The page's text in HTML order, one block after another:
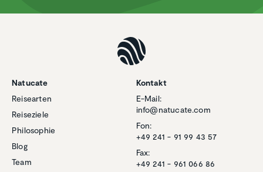
Natucate
Reisearten
Reiseziele
Philosophie
Blog
Team
Kontakt
E-Mail:
info@natucate.com
Fon:
+49 241 - 91 99 43 57
Fax:
+49 241 - 961 066 86